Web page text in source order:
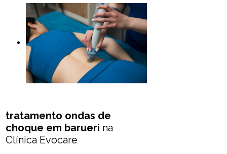
tratamento ondas de
choque em barueri na
Clínica Evocare